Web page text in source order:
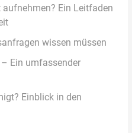
Ein Leitfaden
wissen müssen
Ein umfassender
Einblick in den